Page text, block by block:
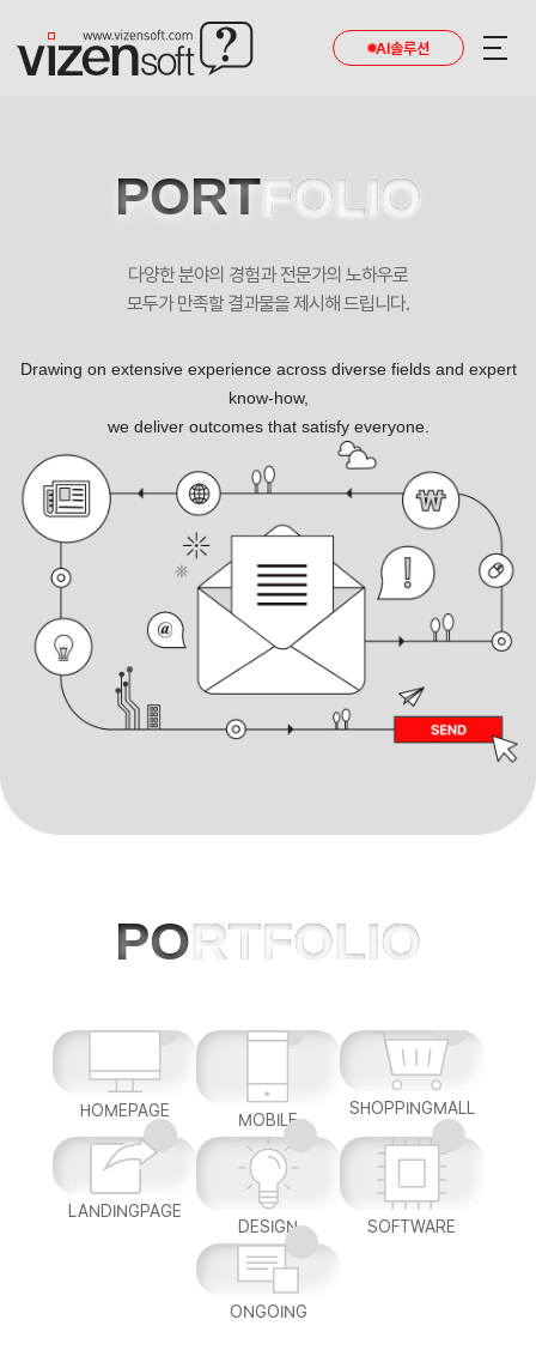
AI솔루션
아이엠피 포트폴리오
PORTFOLIO
다양한 분야의 경험과 전문가의 노하우로
모두가 만족할 결과물을 제시해 드립니다.
Drawing on extensive experience across diverse fields and expert
know-how,
we deliver outcomes that satisfy everyone.
PORTFOLIO
HOMEPAGE MOBILE
SHOPPINGMALL
LANDINGPAGE
DESIGN
SOFTWARE
ONGOING